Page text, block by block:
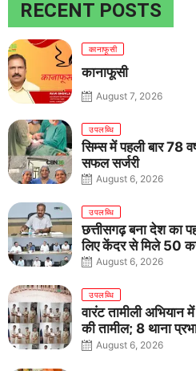
RECENT POSTS
कानाफूसी
कानाफूसी
August 7, 2026
उपलब्धि
सिम्स में पहली बार 78
सफल सर्जरी
August 6, 2026
उपलब्धि
छत्तीसगढ़ बना देश का
लिए केंद्र से मिले 50
August 6, 2026
उपलब्धि
वारंट तामीली अभियान
की तामील; 8 थाना
August 6, 2026